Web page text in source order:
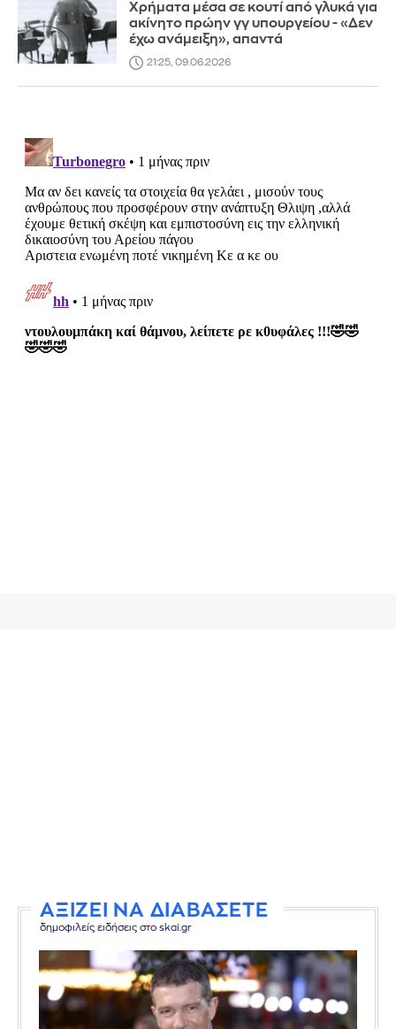
Χρήματα μέσα σε κουτί από γλυκά για
ακίνητο πρώην γγ υπουργείου - «Δεν
έχω ανάμειξη», απαντά
21:25, 09.06.2026
ΑΞΙΖΕΙ ΝΑ ΔΙΑΒΑΣΕΤΕ
δημοφιλείς ειδήσεις στο skai.gr